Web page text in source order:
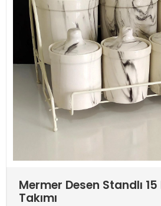
Mermer Desen Standlı
Takımı